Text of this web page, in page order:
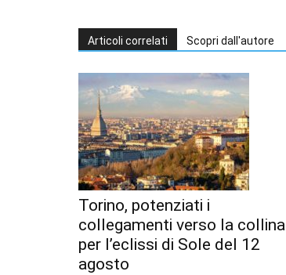
Articoli correlati Scopri dall'autore
Torino, potenziati i
collegamenti verso la collina
per l’eclissi di Sole del 12
agosto